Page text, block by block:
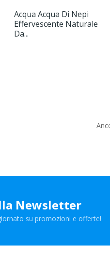
Acqua Acqua Di Nepi
Effervescente Naturale
Da...
Newsletter
su promozioni e offerte!